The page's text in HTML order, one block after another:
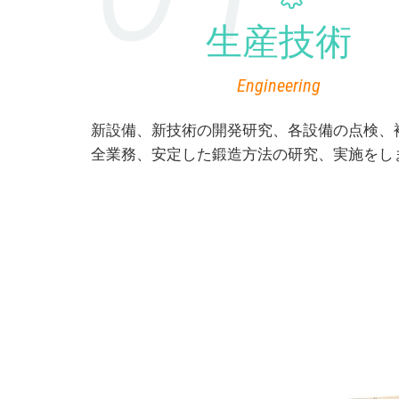
生産技術
Engineering
新設備、新技術の開発研究、各設備の点検、
全業務、安定した鍛造方法の研究、実施をし